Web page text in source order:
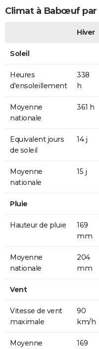
Climat à Babœuf par
Hiver
Soleil
Heures
d'ensoleillement
338
h
Moyenne
nationale
361 h
Equivalent jours
de soleil
14 j
Moyenne
nationale
15 j
Pluie
Hauteur de pluie
169
mm
Moyenne
nationale
204
mm
Vent
Vitesse de vent
maximale
90
km/h
Moyenne
169